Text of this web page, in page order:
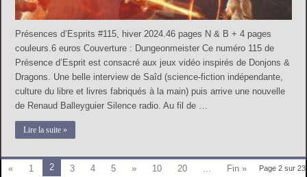
Présences d’Esprits #115, hiver 2024.46 pages N & B + 4 pages
couleurs.6 euros Couverture : Dungeonmeister Ce numéro 115 de
Présence d’Esprit est consacré aux jeux vidéo inspirés de Donjons &
Dragons. Une belle interview de Saîd (science-fiction indépendante,
culture du libre et livres fabriqués à la main) puis arrive une nouvelle
de Renaud Balleyguier Silence radio. Au fil de …
Lire la suite »
Page 2 sur 23
« 1 2 3 4 5 » 10 20 ... Fin »